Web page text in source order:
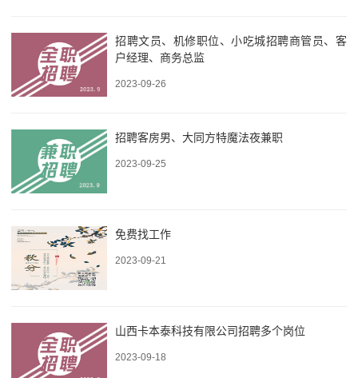
招聘文员、机修职位、小吃城招聘商管员、客
户经理、商务总监
2023-09-26
招聘客房男、大同方特魔法夜兼职
2023-09-25
免费找工作
2023-09-21
山西卡本泰科技有限公司招聘多个岗位
2023-09-18